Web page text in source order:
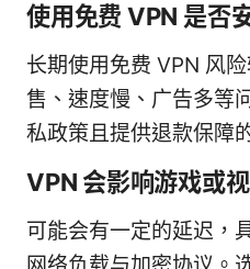
使用免费 VPN 是否
长期使用免费 VPN 风
售、速度慢、广告多等
私政策且提供退款保障
VPN 会影响游戏或
可能会有一定的延迟，